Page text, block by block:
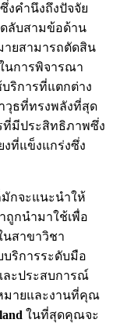
งคำนึงถึงปัจจัย
ดลับสามข้อด้าน
ยสามารถตัดสิน
นการพิจารณา
ริการที่แตกต่าง
วุธที่ทรงพลังที่สุด
ที่มีประสิทธิภาพซึ่ง
งที่แข็งแกร่งซึ่ง
กจะแนะนำให้
ถูกนำมาใช้เพื่อ
นสาขาวิชา
บริการระดับมือ
ะประสบการณ์
มายและงานที่คุณ
ในที่สุดคุณจะ